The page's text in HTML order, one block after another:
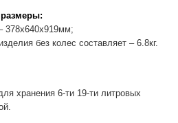
378х640х919мм;
без колес составляет – 6.8кг.
хранения 6-ти 19-ти литровых